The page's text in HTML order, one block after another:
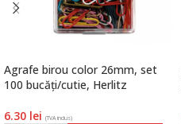
Agrafe birou color 26mm, set
100 bucăți/cutie, Herlitz
6.30 lei (TVA inclus)